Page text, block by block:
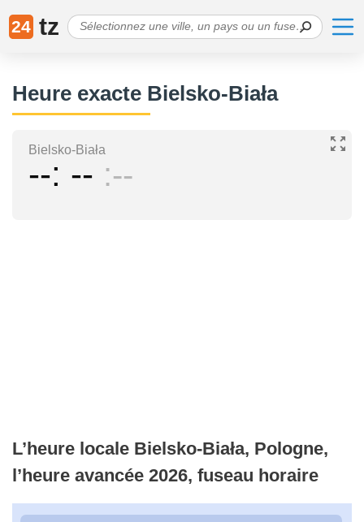
24 tz
Heure exacte Bielsko-Biała
Bielsko-Biała
-- -- --
L’heure locale Bielsko-Biała, Pologne,
l’heure avancée 2026, fuseau horaire